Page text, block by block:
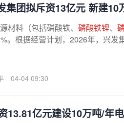
集团拟斥资13亿元 新建10
材料（包括磷酸铁、 磷酸铁锂、
。根据经营计划，2026年，兴
04-04 09:30
13.81亿元建设10万吨/年